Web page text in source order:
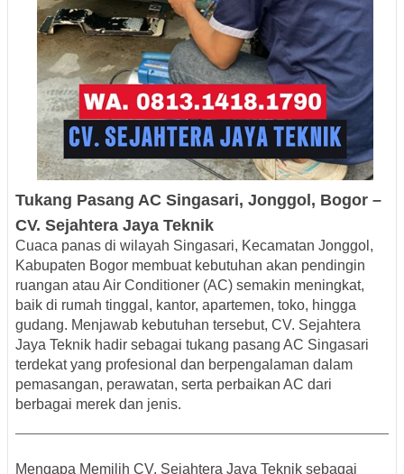
Tukang Pasang AC Singasari, Jonggol, Bogor –
CV. Sejahtera Jaya Teknik
Cuaca panas di wilayah Singasari, Kecamatan Jonggol,
Kabupaten Bogor membuat kebutuhan akan pendingin
ruangan atau Air Conditioner (AC) semakin meningkat,
baik di rumah tinggal, kantor, apartemen, toko, hingga
gudang. Menjawab kebutuhan tersebut, CV. Sejahtera
Jaya Teknik hadir sebagai tukang pasang AC Singasari
terdekatyang profesional dan berpengalaman dalam
pemasangan, perawatan, serta perbaikan AC dari
berbagai merek dan jenis.
Mengapa Memilih CV. Sejahtera Jaya Teknik sebagai